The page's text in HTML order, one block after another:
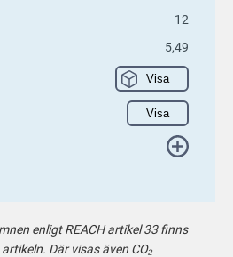
12
5,49
Visa
Visa
enligt REACH artikel 33 finns
Där visas även CO₂